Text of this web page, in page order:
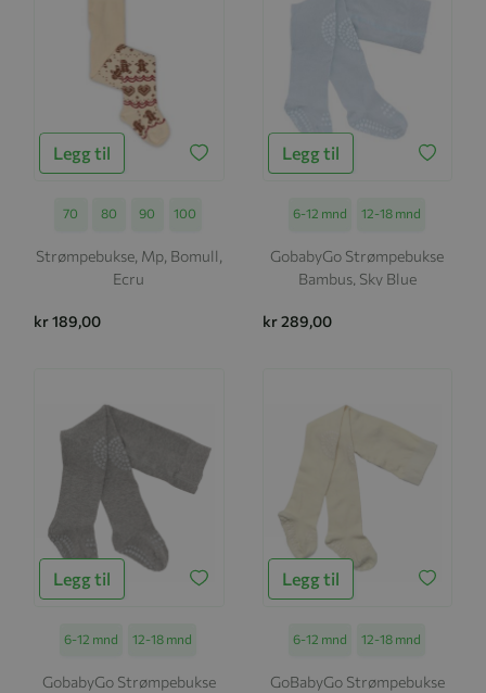
Legg til
Størrelse
70 80 90 100
Strømpebukse, Mp, Bomull,
Ecru
kr 189,00
Legg til
Størrelse
6-12 mnd 12-18 mnd
GobabyGo Strømpebukse
Bambus, Sky Blue
kr 289,00
Legg til
Størrelse
6-12 mnd 12-18 mnd
GobabyGo Strømpebukse
Legg til
Størrelse
6-12 mnd 12-18 mnd
GoBabyGo Strømpebukse